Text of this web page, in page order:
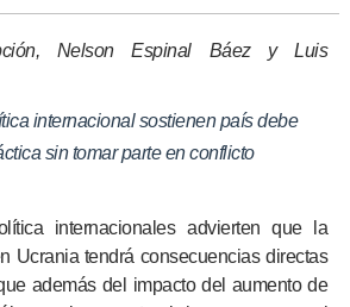
Nelson Espinal Báez y Luis
internacional sostienen país debe
sin tomar parte en conflicto
internacionales advierten que la
Ucrania tendrá consecuencias directas
además del impacto del aumento de